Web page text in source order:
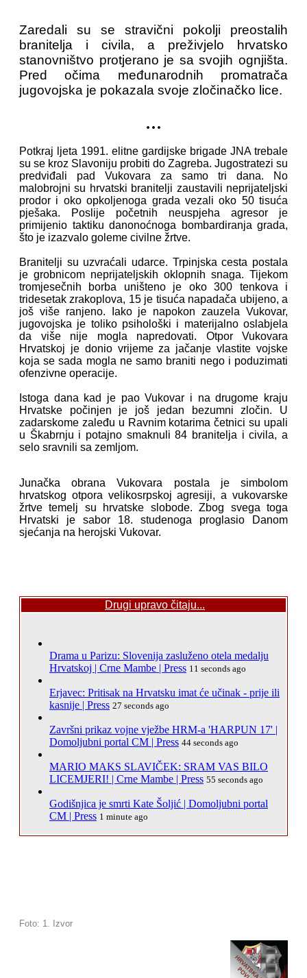
Zaredali su se stravični pokolji preostalih
branitelja i civila, a preživjelo hrvatsko
stanovništvo protjerano je sa svojih ognjišta.
Pred očima međunarodnih promatrača
jugovojska je pokazala svoje zločinačko lice.
...
Potkraj ljeta 1991. elitne gardijske brigade JNA trebale
su se kroz Slavoniju probiti do Zagreba. Jugostratezi su
predviđali pad Vukovara za samo tri dana. No
malobrojni su hrvatski branitelji zaustavili neprijateljski
prodor i oko opkoljenoga grada vezali oko 50 tisuća
pješaka. Poslije početnih neuspjeha agresor je
primijenio taktiku danonoćnoga bombardiranja grada,
što je izazvalo goleme civilne žrtve.
Branitelji su uzvraćali udarce. Trpinjska cesta postala
je grobnicom neprijateljskih oklopnih snaga. Tijekom
tromjesečnih borba uništeno je oko 300 tenkova i
tridesetak zrakoplova, 15 je tisuća napadača ubijeno, a
još više ranjeno. Iako je napokon zauzela Vukovar,
jugovojska je toliko psihološki i materijalno oslabjela
da više nije mogla napredovati. Otpor Vukovara
Hrvatskoj je donio vrijeme za jačanje vlastite vojske
koja se sada mogla ne samo braniti nego i poduzimati
ofenzivne operacije.
Istoga dana kad je pao Vukovar i na drugome kraju
Hrvatske počinjen je još jedan bezumni zločin. U
zadarskome zaleđu u Ravnim kotarima četnici su upali
u Škabrnju i potajno smaknuli 84 branitelja i civila, a
selo sravnili sa zemljom.
Junačka obrana Vukovara postala je simbolom
hrvatskog otpora velikosrpskoj agresiji, a vukovarske
žrtve temelj su hrvatske slobode. Zbog svega toga
Hrvatski je sabor 18. studenoga proglasio Danom
sjećanja na herojski Vukovar.
Drugi upravo čitaju...
Drama u Parizu: Slovenija zasluženo otela medalju
Hrvatskoj | Crne Mambe | Press 11 seconds ago
Erjavec: Pritisak na Hrvatsku imat će učinak - prije ili
kasnije | Press 27 seconds ago
Završni prikaz vojne vježbe HRM-a 'HARPUN 17' |
Domoljubni portal CM | Press 44 seconds ago
MARIO MAKS SLAVIČEK: SRAM VAS BILO
LICEMJERI! | Crne Mambe | Press 55 seconds ago
Godišnjica je smrti Kate Šoljić | Domoljubni portal
CM | Press 1 minute ago
Foto: 1. Izvor